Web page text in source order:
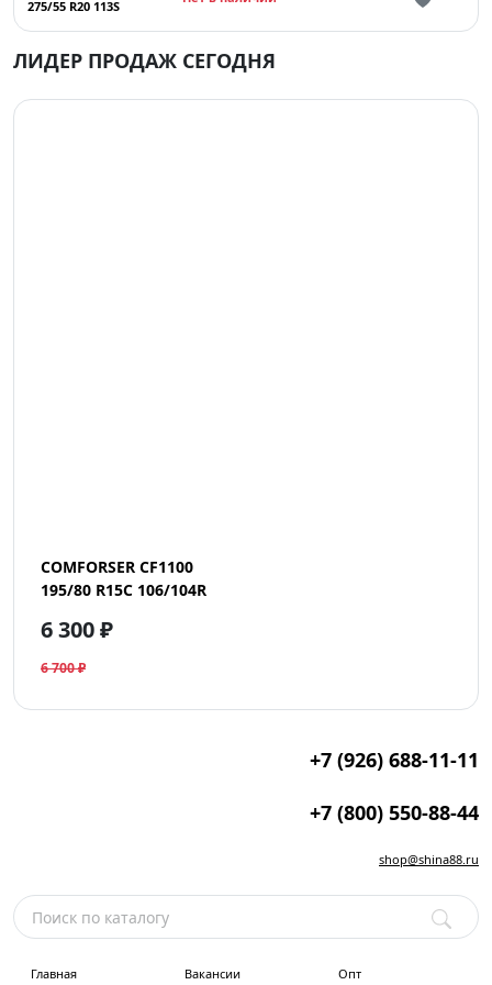
275/55 R20 113S
ЛИДЕР ПРОДАЖ СЕГОДНЯ
COMFORSER CF1100
195/80 R15C 106/104R
6 300 ₽
6 700 ₽
+7 (926) 688-11-11
+7 (800) 550-88-44
shop@shina88.ru
Главная Вакансии Опт